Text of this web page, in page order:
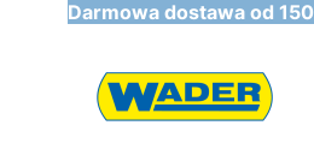
Darmowa dostawa od 150